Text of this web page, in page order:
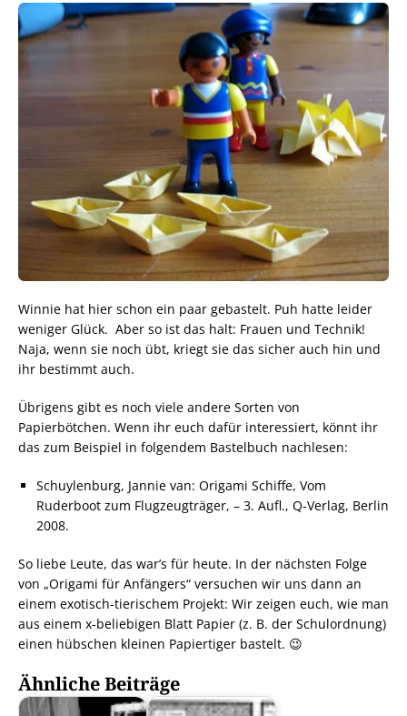
Winnie hat hier schon ein paar gebastelt. Puh hatte leider
weniger Glück. Aber so ist das halt: Frauen und Technik!
Naja, wenn sie noch übt, kriegt sie das sicher auch hin und
ihr bestimmt auch.
Übrigens gibt es noch viele andere Sorten von
Papierbötchen. Wenn ihr euch dafür interessiert, könnt ihr
das zum Beispiel in folgendem Bastelbuch nachlesen:
Schuylenburg, Jannie van: Origami Schiffe, Vom
Ruderboot zum Flugzeugträger, – 3. Aufl., Q-Verlag, Berlin
2008.
So liebe Leute, das war’s für heute. In der nächsten Folge
von „Origami für Anfängers“ versuchen wir uns dann an
einem exotisch-tierischem Projekt: Wir zeigen euch, wie man
aus einem x-beliebigen Blatt Papier (z. B. der Schulordnung)
einen hübschen kleinen Papiertiger bastelt. 😉
Ähnliche Beiträge